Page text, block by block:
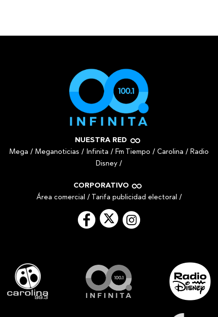
NUESTRA RED
Mega / Meganoticias / Infinita / Fm Tiempo / Carolina / Radio
Disney /
CORPORATIVO
Área comercial / Tarifa publicidad electoral /